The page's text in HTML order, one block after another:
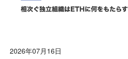
2026年07月16日